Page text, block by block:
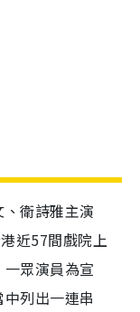
衛詩雅主演
近57間戲院上
眾演員為宣
列出一連串